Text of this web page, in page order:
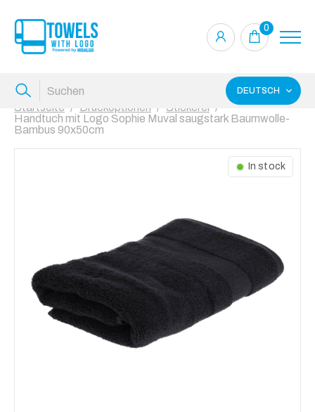
0
DEUTSCH
Startseite Druckoptionen
Stickerei
Handtuch mit Logo Sophie Muval saugstark Baumwolle-
Bambus 90x50cm
In stock